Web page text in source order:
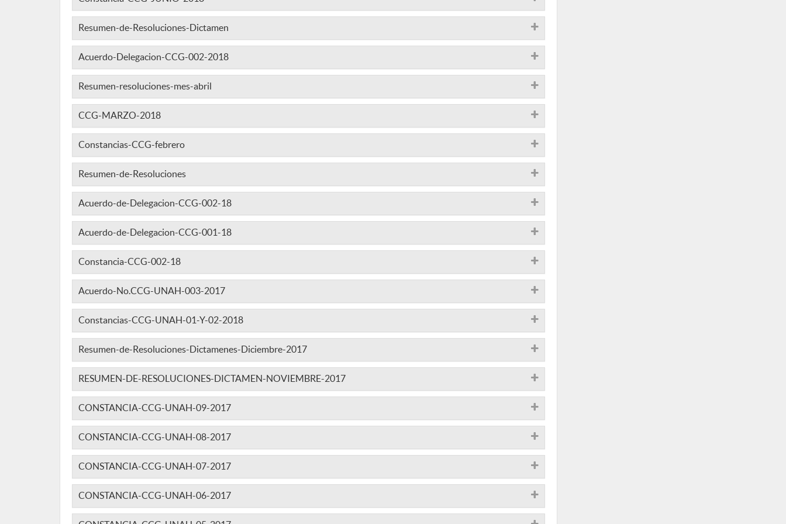
Resumen-de-Resoluciones-Dictamen
Acuerdo-Delegacion-CCG-002-2018
Resumen-resoluciones-mes-abril
CCG-MARZO-2018
Constancias-CCG-febrero
Resumen-de-Resoluciones
Acuerdo-de-Delegacion-CCG-002-18
Acuerdo-de-Delegacion-CCG-001-18
Constancia-CCG-002-18
Acuerdo-No.CCG-UNAH-003-2017
Constancias-CCG-UNAH-01-Y-02-2018
Resumen-de-Resoluciones-Dictamenes-Diciembre-2017
RESUMEN-DE-RESOLUCIONES-DICTAMEN-NOVIEMBRE-2017
CONSTANCIA-CCG-UNAH-09-2017
CONSTANCIA-CCG-UNAH-08-2017
CONSTANCIA-CCG-UNAH-07-2017
CONSTANCIA-CCG-UNAH-06-2017